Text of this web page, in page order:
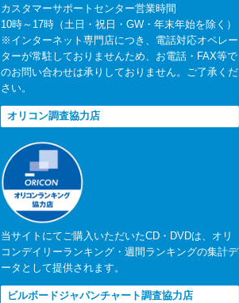
カスタマーサポートセンター営業時間
10時～17時（土日・祝日・GW・年末年始を除く）
※インターネット専門店につき、電話対応オペレー
ターが常駐しておりませんため、お電話・FAX等で
のお問い合わせは承りしておりません。ご了承くだ
さい。
オリコン調査協力店
当サイトにてご購入いただいたCD・DVDは、オリ
コンデイリーランキング・週間ランキングの集計デ
ータとして提供されます。
ビルボードジャパンチャート調査協力店